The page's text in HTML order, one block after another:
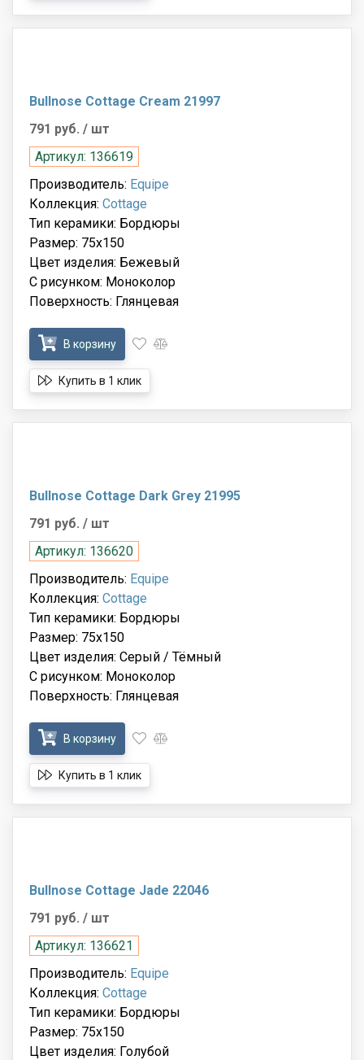
Bullnose Cottage Cream 21997
791 руб. / шт
Артикул: 136619
Производитель: Equipe
Коллекция: Cottage
Тип керамики: Бордюры
Размер: 75x150
Цвет изделия: Бежевый
С рисунком: Моноколор
Поверхность: Глянцевая
В корзину
Купить в 1 клик
Bullnose Cottage Dark Grey 21995
791 руб. / шт
Артикул: 136620
Производитель: Equipe
Коллекция: Cottage
Тип керамики: Бордюры
Размер: 75x150
Цвет изделия: Серый / Тёмный
С рисунком: Моноколор
Поверхность: Глянцевая
В корзину
Купить в 1 клик
Bullnose Cottage Jade 22046
791 руб. / шт
Артикул: 136621
Производитель: Equipe
Коллекция: Cottage
Тип керамики: Бордюры
Размер: 75x150
Цвет изделия: Голубой